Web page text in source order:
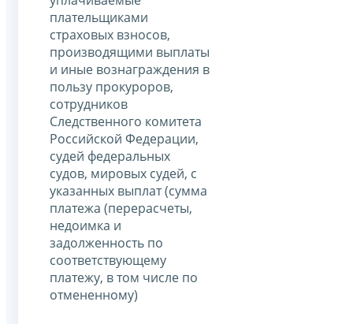
плательщиками
страховых взносов,
производящими выплаты
и иные вознаграждения в
пользу прокуроров,
сотрудников
Следственного комитета
Российской Федерации,
судей федеральных
судов, мировых судей, с
указанных выплат (сумма
платежа (перерасчеты,
недоимка и
задолженность по
соответствующему
платежу, в том числе по
отмененному)